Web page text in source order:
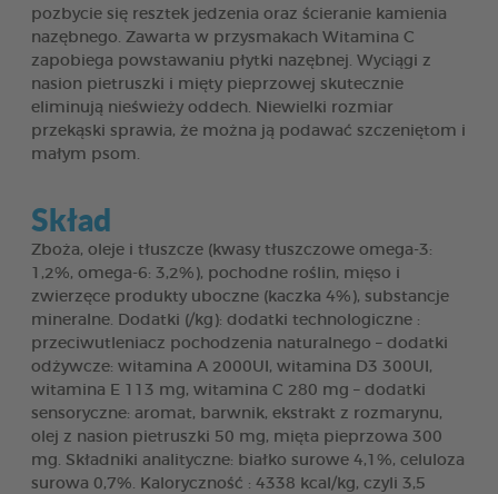
pozbycie się resztek jedzenia oraz ścieranie kamienia
nazębnego. Zawarta w przysmakach Witamina C
zapobiega powstawaniu płytki nazębnej. Wyciągi z
nasion pietruszki i mięty pieprzowej skutecznie
eliminują nieświeży oddech. Niewielki rozmiar
przekąski sprawia, że można ją podawać szczeniętom i
małym psom.
Skład
Zboża, oleje i tłuszcze (kwasy tłuszczowe omega-3:
1,2%, omega-6: 3,2%), pochodne roślin, mięso i
zwierzęce produkty uboczne (kaczka 4%), substancje
mineralne. Dodatki (/kg): dodatki technologiczne :
przeciwutleniacz pochodzenia naturalnego – dodatki
odżywcze: witamina A 2000UI, witamina D3 300UI,
witamina E 113 mg, witamina C 280 mg – dodatki
sensoryczne: aromat, barwnik, ekstrakt z rozmarynu,
olej z nasion pietruszki 50 mg, mięta pieprzowa 300
mg. Składniki analityczne: białko surowe 4,1%, celuloza
surowa 0,7%. Kaloryczność : 4338 kcal/kg, czyli 3,5